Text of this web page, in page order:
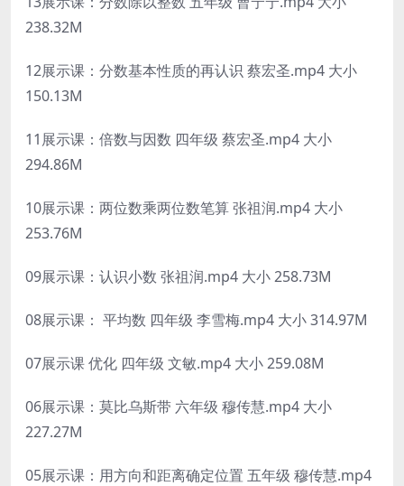
238.32M
12展示课：分数基本性质的再认识 蔡宏圣.mp4 大小
150.13M
11展示课：倍数与因数 四年级 蔡宏圣.mp4 大小
294.86M
10展示课：两位数乘两位数笔算 张祖润.mp4 大小
253.76M
09展示课：认识小数 张祖润.mp4 大小 258.73M
08展示课： 平均数 四年级 李雪梅.mp4 大小 314.97M
07展示课 优化 四年级 文敏.mp4 大小 259.08M
06展示课：莫比乌斯带 六年级 穆传慧.mp4 大小
227.27M
05展示课：用方向和距离确定位置 五年级 穆传慧.mp4